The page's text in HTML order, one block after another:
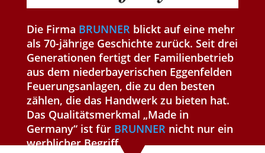
Die Firma BRUNNER blickt auf eine mehr
als 70-jährige Geschichte zurück. Seit drei
Generationen fertigt der Familienbetrieb
aus dem niederbayerischen Eggenfelden
Feuerungsanlagen, die zu den besten
zählen, die das Handwerk zu bieten hat.
Das Qualitätsmerkmal „Made in
Germany“ ist fürBRUNNER nicht nur ein
werblicher Begriff.